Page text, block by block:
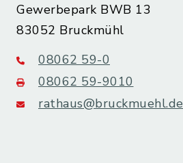
Gewerbepark BWB 13
83052 Bruckmühl
08062 59-0
08062 59-9010
rathaus@bruckmuehl.de